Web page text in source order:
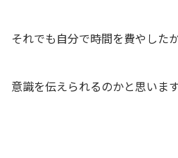
それでも自分で時間を費やした
意識を伝えられるのかと思いま